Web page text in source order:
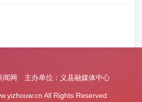
闻网 主办单位：义县融媒体中心
All Rights Reserved